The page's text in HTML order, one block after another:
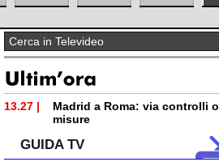
13.27 |
Madrid a Roma: via controlli o
misure
GUIDA TV